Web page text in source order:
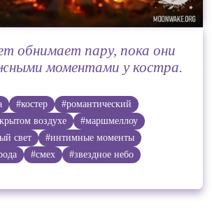
обнимает пару, пока они
моментами у костра.
#костер
#романтический
воздухе
#маршмеллоу
свет
#интимные моменты
#смех #звездное небо